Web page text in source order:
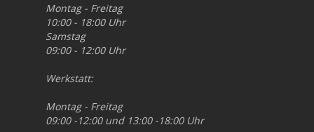
Montag - Freitag
10:00 - 18:00 Uhr
Samstag
09:00 - 12:00 Uhr
Werkstatt:
Montag - Freitag
09:00 -12:00 und 13:00 -18:00 Uhr